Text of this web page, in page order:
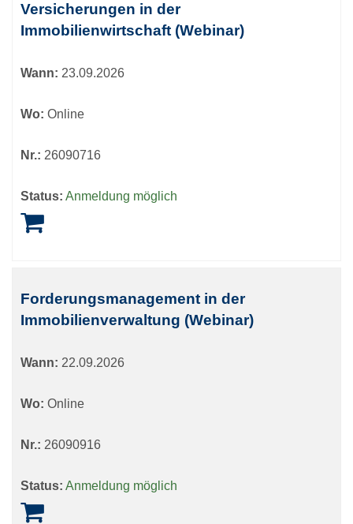
Versicherungen in der
Immobilienwirtschaft (Webinar)
Wann: 23.09.2026
Wo: Online
Nr.: 26090716
Status: Anmeldung möglich
Forderungsmanagement in der
Immobilienverwaltung (Webinar)
Wann: 22.09.2026
Wo: Online
Nr.: 26090916
Status: Anmeldung möglich